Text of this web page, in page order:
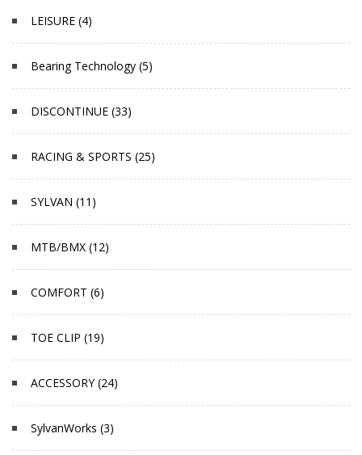
LEISURE (4)
Bearing Technology (5)
DISCONTINUE (33)
RACING & SPORTS (25)
SYLVAN (11)
MTB/BMX (12)
COMFORT (6)
TOE CLIP (19)
ACCESSORY (24)
SylvanWorks (3)